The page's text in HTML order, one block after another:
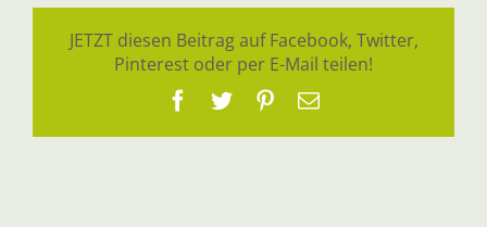
JETZT diesen Beitrag auf Facebook, Twitter,
Pinterest oder per E-Mail teilen!
Facebook
TwitterPinterest
E-